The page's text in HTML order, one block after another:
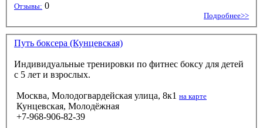
Отзывы: 0
Подробнее>>
Путь боксера (Кунцевская)
Индивидуальные тренировки по фитнес боксу для детей
с 5 лет и взрослых.
Москва, Молодогвардейская улица, 8к1 на карте
Кунцевская, Молодёжная
+7-968-906-82-39